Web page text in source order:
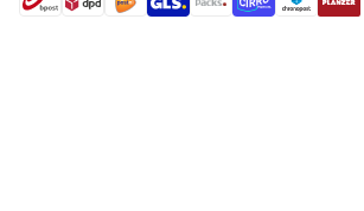
shipment methods